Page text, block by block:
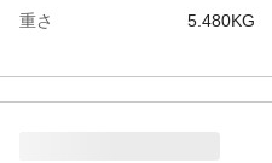
重さ
5.480KG